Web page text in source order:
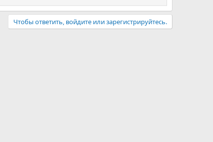
Чтобы ответить, войдите или зарегистрируйтесь.